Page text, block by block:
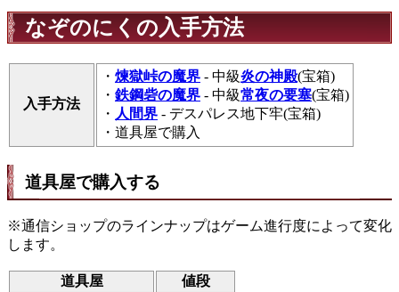
なぞのにくの入手方法
入手方法
・ 煉獄峠の魔界 - 中級炎の神殿(宝箱)
・ 鉄鋼砦の魔界 - 中級常夜の要塞(宝箱)
・ 人間界 - デスパレス地下牢(宝箱)
・道具屋で購入
道具屋で購入する
※通信ショップのラインナップはゲーム進行度によって変化
します。
道具屋
値段